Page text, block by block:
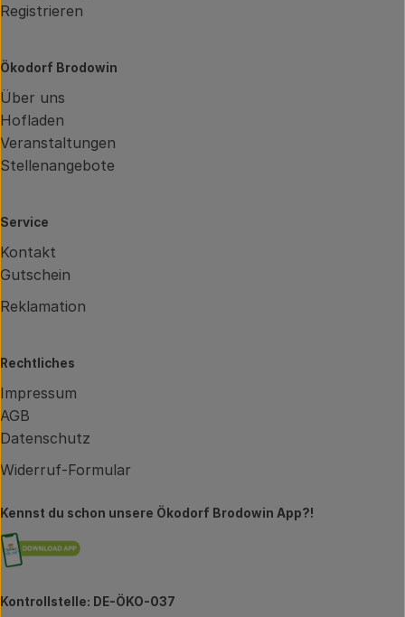
Registrieren
Ökodorf Brodowin
Über uns
Hofladen
Veranstaltungen
Stellenangebote
Service
Kontakt
Gutschein
Reklamation
Rechtliches
Impressum
AGB
Datenschutz
Widerruf-Formular
Kennst du schon unsere Ökodorf Brodowin App?!
Externer Link zu https://brodowin.de/
Kontrollstelle: DE-ÖKO-037